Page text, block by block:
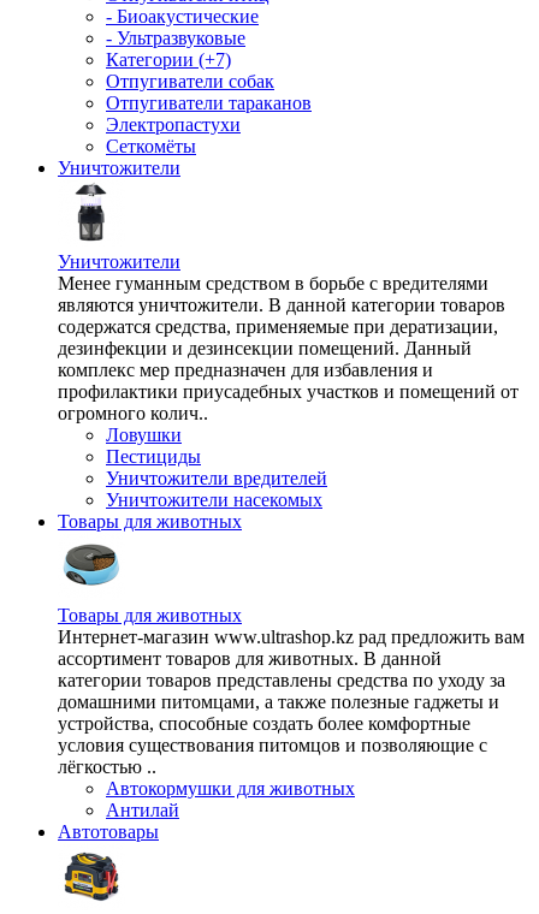
- Биоакустические
- Ультразвуковые
Категории (+7)
Отпугиватели собак
Отпугиватели тараканов
Электропастухи
Сеткомёты
Уничтожители
Уничтожители
Менее гуманным средством в борьбе с вредителями
являются уничтожители. В данной категории товаров
содержатся средства, применяемые при дератизации,
дезинфекции и дезинсекции помещений. Данный
комплекс мер предназначен для избавления и
профилактики приусадебных участков и помещений от
огромного колич..
Ловушки
Пестициды
Уничтожители вредителей
Уничтожители насекомых
Товары для животных
Товары для животных
Интернет-магазин www.ultrashop.kz рад предложить вам
ассортимент товаров для животных. В данной
категории товаров представлены средства по уходу за
домашними питомцами, а также полезные гаджеты и
устройства, способные создать более комфортные
условия существования питомцов и позволяющие с
лёгкостью ..
Автокормушки для животных
Антилай
Автотовары